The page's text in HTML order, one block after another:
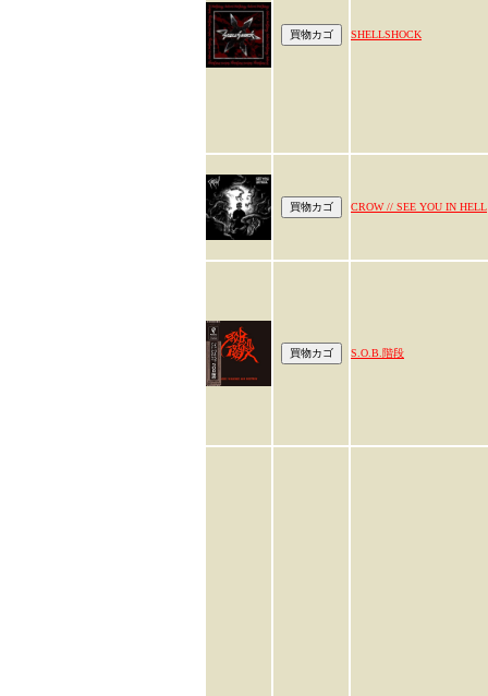
SHELLSHOCK
CROW // SEE YOU IN HELL
S.O.B.階段